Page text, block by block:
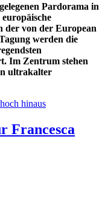
Pardorama in
der von der European
werden die
Im Zentrum stehen
ultrakalter
hinaus
Francesca